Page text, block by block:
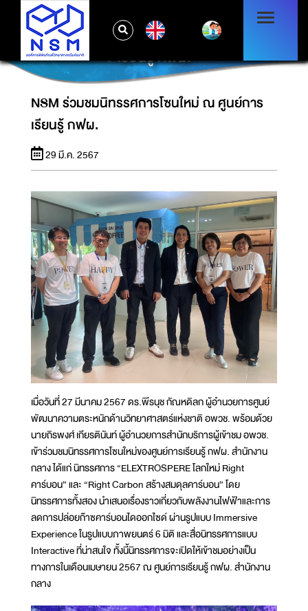
NSM ร่วมชมนิทรรศการโซนใหม่ ณ ศูนย์การ
เรียนรู้ กฟผ.
NSM ร่วมชมนิทรรศการโซนใหม่ ณ ศูนย์การ
เรียนรู้ กฟผ.
29 มี.ค. 2567
เมื่อวันที่ 27 มีนาคม 2567 ดร.พีรนุช กัณหดิลก ผู้อำนวยการศูนย์
พัฒนาความตระหนักด้านวิทยาศาสตร์แห่งชาติ อพวช. พร้อมด้วย
นายถิรพงศ์ เกียรตินันท์ ผู้อำนวยการสำนักบริการผู้เข้าชม อพวช.
เข้าร่วมชมนิทรรศการโซนใหม่ของศูนย์การเรียนรู้ กฟผ. สำนักงาน
กลาง ได้แก่ นิทรรศการ “ELEXTROSPERE โลกใหม่ Right
คาร์บอน” และ “Right Carbon สร้างสมดุลคาร์บอน” โดย
นิทรรศการทั้งสอง นำเสนอเรื่องราวเกี่ยวกับพลังงานไฟฟ้าและการ
ลดการปล่อยก๊าซคาร์บอนไดออกไซด์ ผ่านรูปแบบ Immersive
Experience ในรูปแบบภาพยนตร์ 6 มิติ และสื่อนิทรรศการแบบ
Interactive ที่น่าสนใจ ทั้งนี้นิทรรศการจะเปิดให้เข้าชมอย่างเป็น
ทางการในเดือนเมษายน 2567 ณ ศูนย์การเรียนรู้ กฟผ. สำนักงาน
กลาง